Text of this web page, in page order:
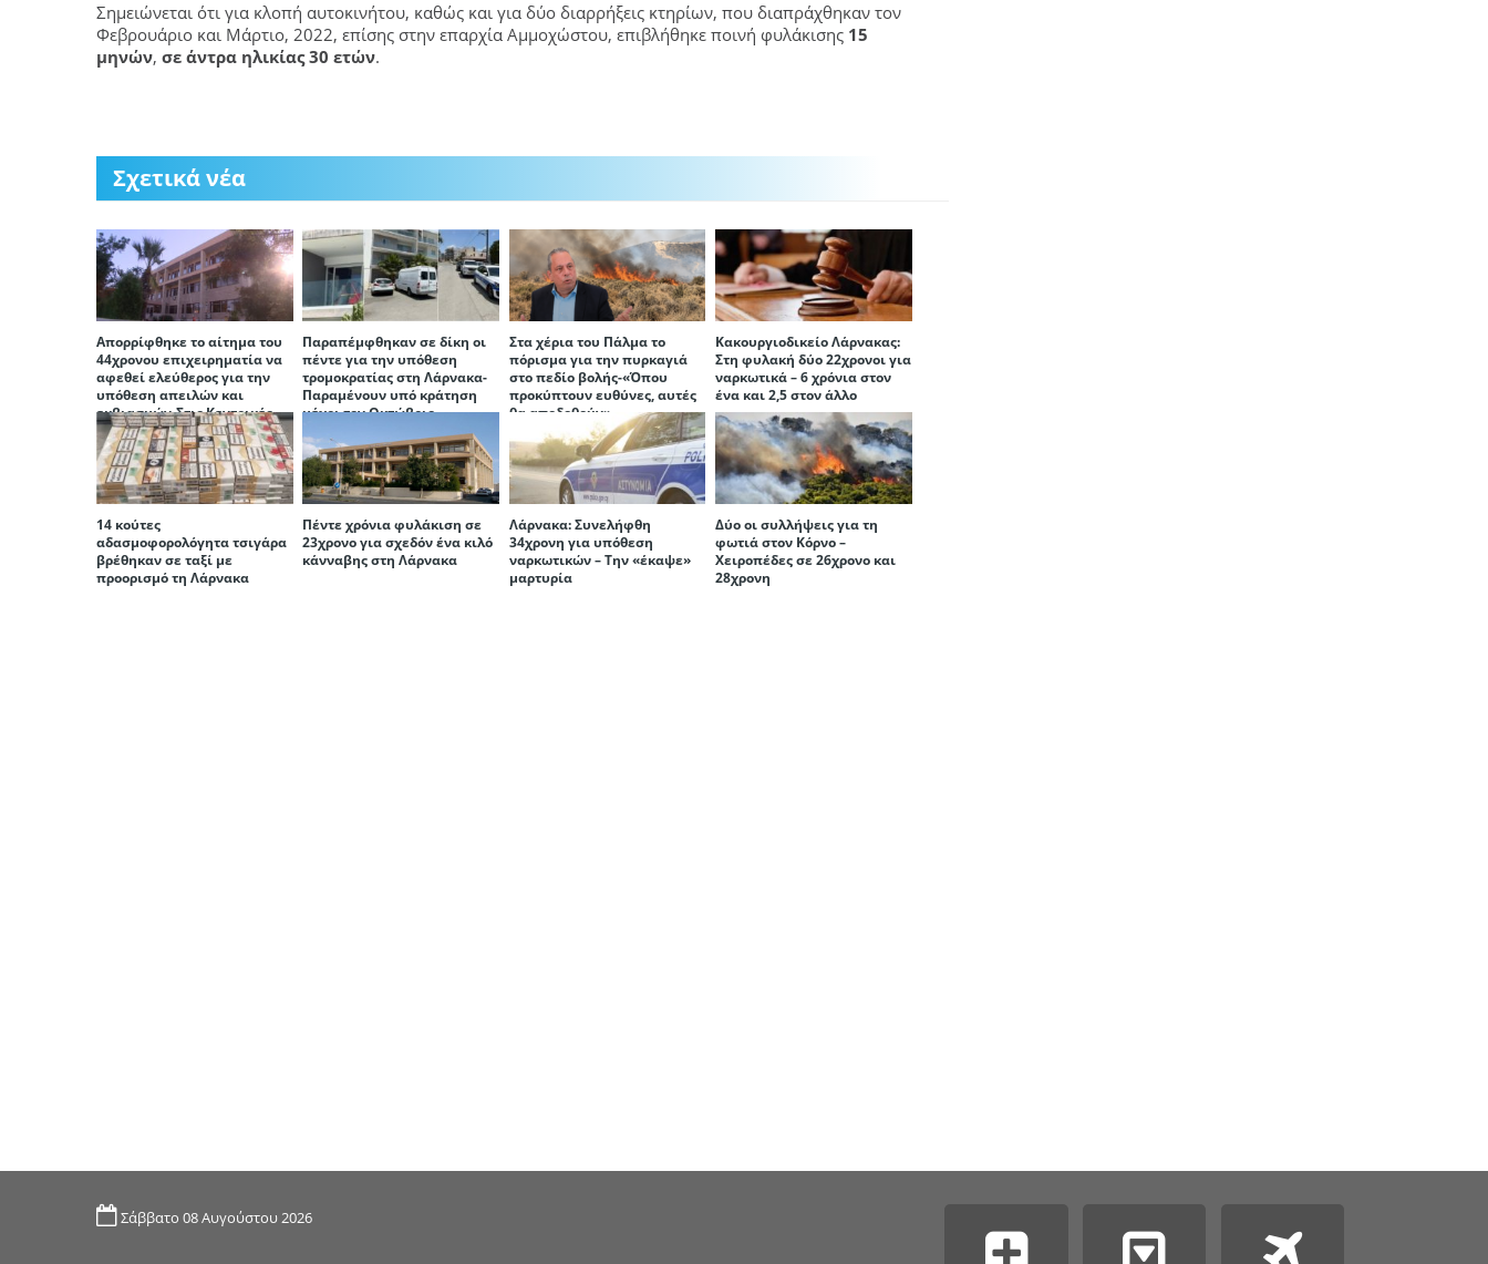
Σημειώνεται ότι για κλοπή αυτοκινήτου, καθώς και για δύο διαρρήξεις κτηρίων, που διαπράχθηκαν τον
Φεβρουάριο και Μάρτιο, 2022, επίσης στην επαρχία Αμμοχώστου, επιβλήθηκε ποινή φυλάκισης 15
μηνών, σε άντρα ηλικίας 30 ετών.
Σχετικά νέα
Απορρίφθηκε το αίτημα του
44χρονου επιχειρηματία να
αφεθεί ελεύθερος για την
υπόθεση απειλών και
εκβιασμών-Στις Κεντρικές
μέχρι τη δίκη
Παραπέμφθηκαν σε δίκη οι
πέντε για την υπόθεση
τρομοκρατίας στη Λάρνακα-
Παραμένουν υπό κράτηση
μέχρι τον Οκτώβριο
Στα χέρια του Πάλμα το
πόρισμα για την πυρκαγιά
στο πεδίο βολής-«Όπου
προκύπτουν ευθύνες, αυτές
θα αποδοθούν»
Κακουργιοδικείο Λάρνακας:
Στη φυλακή δύο 22χρονοι για
ναρκωτικά – 6 χρόνια στον
ένα και 2,5 στον άλλο
14 κούτες
αδασμοφορολόγητα τσιγάρα
βρέθηκαν σε ταξί με
προορισμό τη Λάρνακα
Πέντε χρόνια φυλάκιση σε
23χρονο για σχεδόν ένα κιλό
κάνναβης στη Λάρνακα
Λάρνακα: Συνελήφθη
34χρονη για υπόθεση
ναρκωτικών – Την «έκαψε»
μαρτυρία
Δύο οι συλλήψεις για τη
φωτιά στον Κόρνο –
Χειροπέδες σε 26χρονο και
28χρονη
Σάββατο 08 Αυγούστου 2026